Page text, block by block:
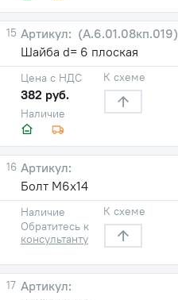
15
(А.6.01.08кп.019)
Шайба d= 6 плоская
Наличие
Цена с НДС
382 руб.
К схеме
16
Болт М6х14
Наличие
Обратитесь к
консультанту
К схеме
17